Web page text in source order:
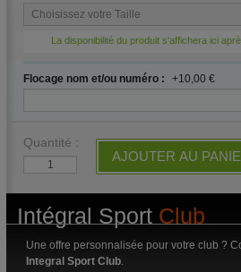
La disponibilité du produit s'affichera ici
Flocage nom et/ou numéro : +10,00 €
Quantité :
AJOUTER AU
Intégral Sport Club
Une offre personnalisée pour votre club ?
Integral Sport Club.